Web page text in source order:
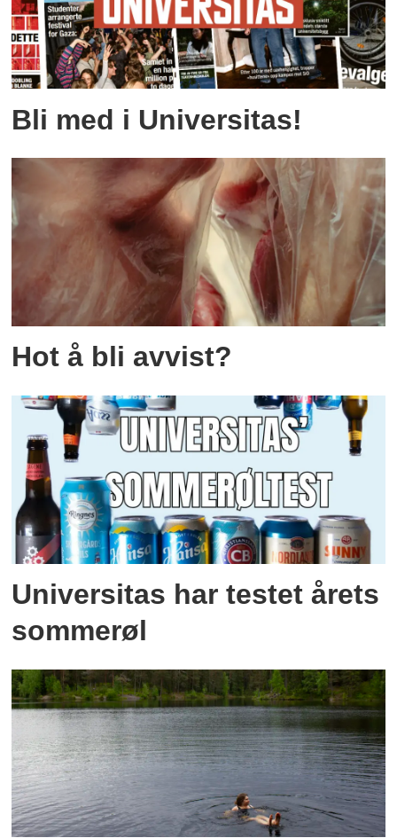
Bli med i Universitas!
Hot å bli avvist?
Universitas har testet årets
sommerøl